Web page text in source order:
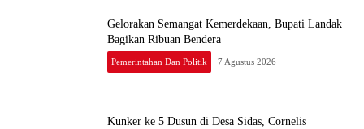
Gelorakan Semangat Kemerdekaan, Bupati Landak
Bagikan Ribuan Bendera
Pemerintahan Dan Politik 7 Agustus 2026
Kunker ke 5 Dusun di Desa Sidas, Cornelis